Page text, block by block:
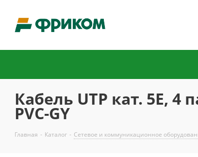
Кабель UTP кат. 5E, 4
PVC-GY
Главная - Каталог - Сетевое и коммуникационное